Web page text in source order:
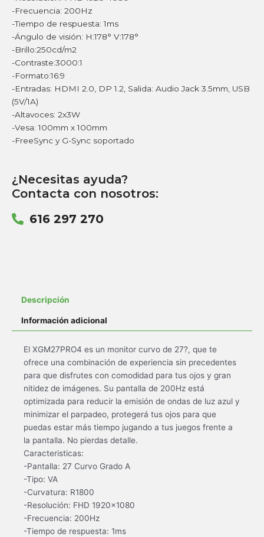
-Frecuencia: 200Hz
-Tiempo de respuesta: 1ms
-Ángulo de visión: H:178° V:178°
-Brillo:250cd/m2
-Contraste:3000:1
-Formato:16:9
-Entradas: HDMI 2.0, DP 1.2, Salida: Audio Jack 3.5mm, USB
(5V/1A)
-Altavoces: 2x3W
-Vesa: 100mm x 100mm
-FreeSync y G-Sync soportado
¿Necesitas ayuda?
Contacta con nosotros:
616 297 270
Descripción
Información adicional
El XGM27PRO4 es un monitor curvo de 27?, que te
ofrece una combinación de experiencia sin precedentes
para que disfrutes con comodidad para tus ojos y gran
nitidez de imágenes. Su pantalla de 200Hz está
optimizada para reducir la emisión de ondas de luz azul y
minimizar el parpadeo, protegerá tus ojos para que
puedas estar más tiempo jugando a tus juegos frente a
la pantalla. No pierdas detalle.
Caracteristicas:
-Pantalla: 27 Curvo Grado A
-Tipo: VA
-Curvatura: R1800
-Resolución: FHD 1920×1080
-Frecuencia: 200Hz
-Tiempo de respuesta: 1ms